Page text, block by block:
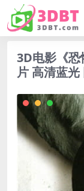
3D电影《
片 高清蓝